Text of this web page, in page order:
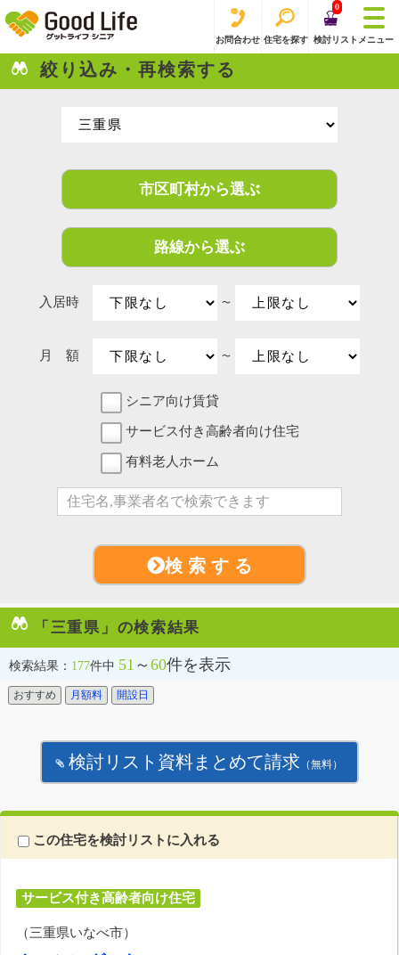
お問合わせ 住宅を探す
0
検討リスト メニュー
絞り込み・再検索する
市区町村から選ぶ
路線から選ぶ
入居時 〜
月 額 〜
シニア向け賃貸
サービス付き高齢者向け住宅
有料老人ホーム
検 索 す る
「三重県」の検索結果
検索結果： 177件中 51 ～ 60件を表示
おすすめ 月額料 開設日
検討リスト資料まとめて請求 （無料）
この住宅を検討リストに入れる
サービス付き高齢者向け住宅
（三重県いなべ市）